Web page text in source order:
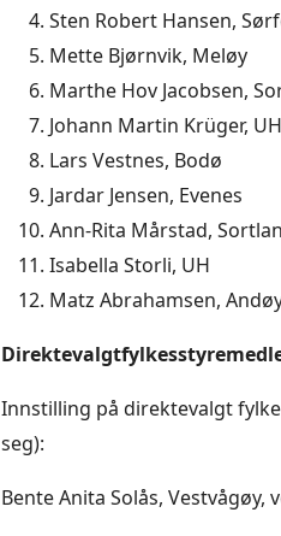
Sten Robert Hansen,
Mette Bjørnvik, Meløy
Marthe Hov Jacobsen,
Johann Martin Krüger, UH
Lars Vestnes, Bodø
Jardar Jensen, Evenes
Ann-Rita Mårstad,
Isabella Storli, UH
Matz Abrahamsen,
Innstilling på direktevalgt
seg):
Bente Anita Solås, Vestvågøy,